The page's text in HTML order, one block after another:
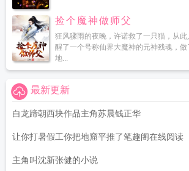
捡个魔神做师父
狂风骤雨的夜晚，许诺救了一只猫，从
醒了一个号称仙界大魔神的元神残魂，
地...
最新更新
白龙蹄朝西块作品主角苏晨钱正华
让你打暑假工你把地窟平推了笔趣阁在线阅读
主角叫沈新张健的小说